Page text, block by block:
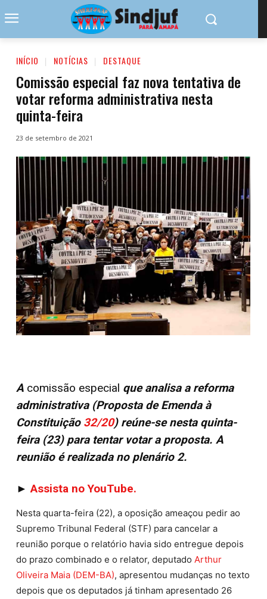
INÍCIO NOTÍCIAS DESTAQUE
Comissão especial faz nova tentativa de
votar reforma administrativa nesta
quinta-feira
23 de setembro de 2021
A comissão especial que analisa a reforma
administrativa (Proposta de Emenda à
Constituição 32/20) reúne-se nesta quinta-
feira (23) para tentar votar a proposta. A
reunião é realizada no plenário 2.
►Assista no YouTube.
Nesta quarta-feira (22), a oposição ameaçou pedir ao
Supremo Tribunal Federal (STF) para cancelar a
reunião porque o relatório havia sido entregue depois
do prazo combinado e o relator, deputado Arthur
Oliveira Maia (DEM-BA), apresentou mudanças no texto
depois que os deputados já tinham apresentado 26